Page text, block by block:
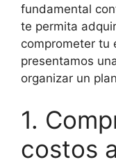
fundamental
te permita
comprometer tu
presentamos
organizar un
1.
costos